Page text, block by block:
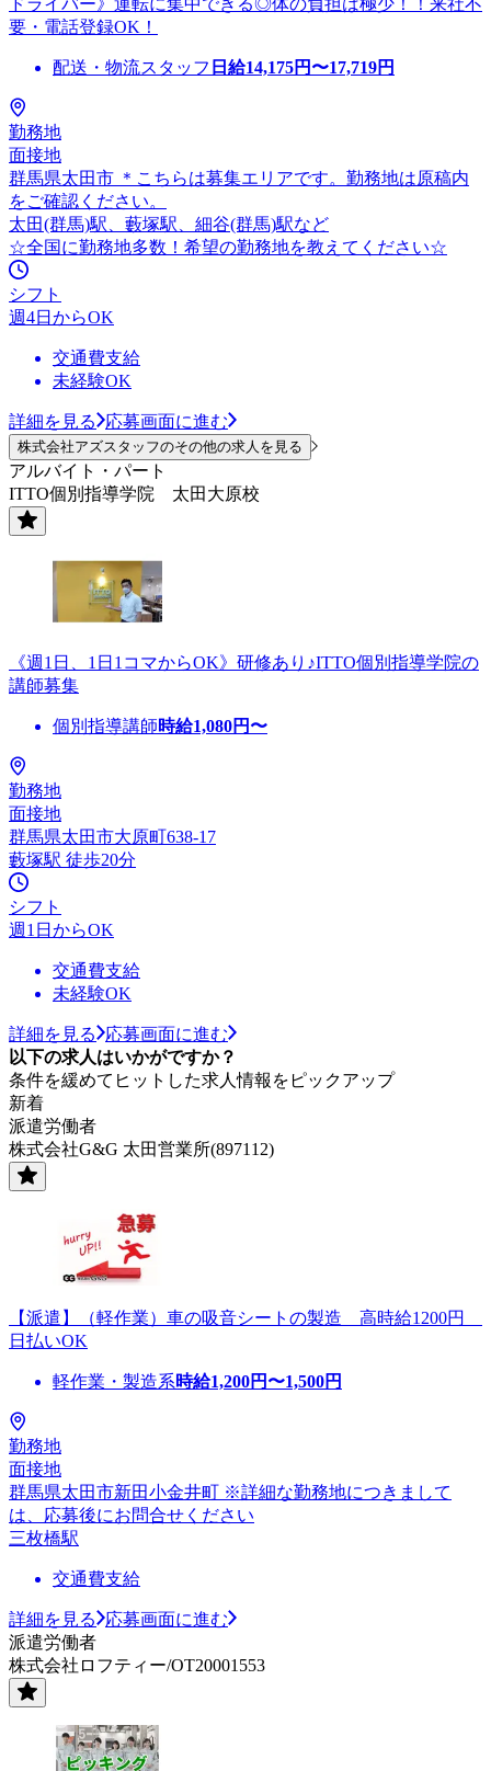
要・電話登録OK！
配送・物流スタッフ 日給14,175円〜17,719円
勤務地
面接地
群馬県太田市 ＊こちらは募集エリアです。勤務地は原稿内
をご確認ください。
太田(群馬)駅、藪塚駅、細谷(群馬)駅など
☆全国に勤務地多数！希望の勤務地を教えてください☆
シフト
週4日からOK
交通費支給
未経験OK
詳細を見る 応募画面に進む
株式会社アズスタッフのその他の求人を見る
アルバイト・パート
ITTO個別指導学院 太田大原校
《週1日、1日1コマからOK》研修あり♪ITTO個別指導学院の
講師募集
個別指導講師時給1,080円〜
勤務地
面接地
群馬県太田市大原町638-17
藪塚駅 徒歩20分
シフト
週1日からOK
交通費支給
未経験OK
詳細を見る
応募画面に進む
以下の求人はいかがですか？
条件を緩めてヒットした求人情報をピックアップ
新着
派遣労働者
株式会社G&G 太田営業所(897112)
【派遣】（軽作業）車の吸音シートの製造 高時給1200円
日払いOK
軽作業・製造系時給1,200円〜1,500円
勤務地
面接地
群馬県太田市新田小金井町 ※詳細な勤務地につきまして
は、応募後にお問合せください
三枚橋駅
交通費支給
詳細を見る
応募画面に進む
派遣労働者
株式会社ロフティー/OT20001553